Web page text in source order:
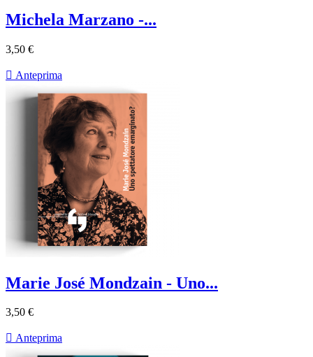
Michela Marzano -...
3,50 €
 Anteprima
Marie José Mondzain - Uno...
3,50 €
 Anteprima